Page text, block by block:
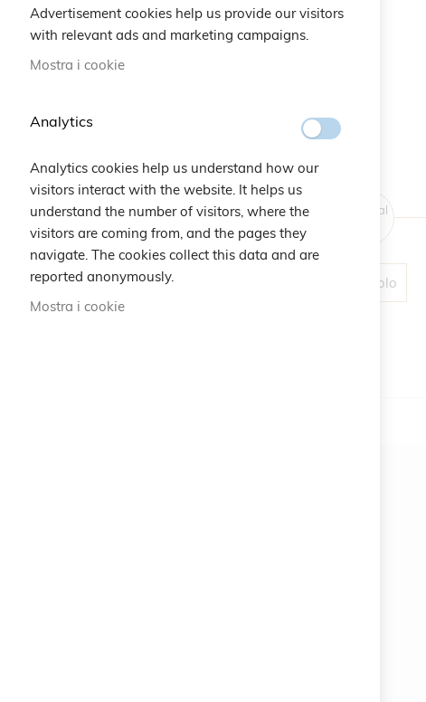
di
immagini
Original
1 Articolo
Advertisement cookies help us provide our visitors
with relevant ads and marketing campaigns.
Mostra i cookie
Analytics
Analytics cookies help us understand how our
visitors interact with the website. It helps us
understand the number of visitors, where the
visitors are coming from, and the pages they
navigate. The cookies collect this data and are
reported anonymously.
Mostra i cookie